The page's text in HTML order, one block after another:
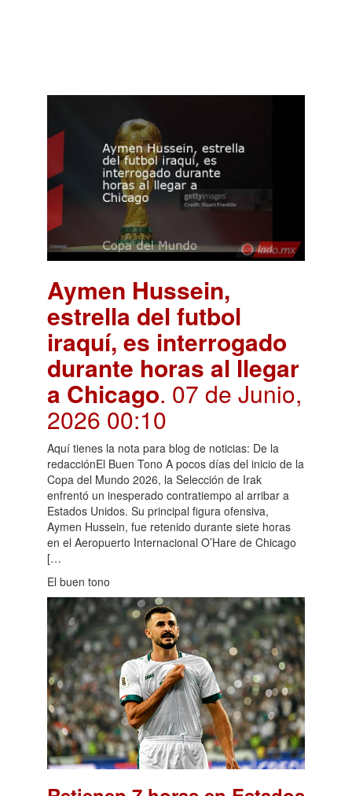
Aymen Hussein,
estrella del futbol
iraquí, es interrogado
durante horas al llegar
a Chicago. 07 de Junio,
2026 00:10
Aquí tienes la nota para blog de noticias: De la
redacciónEl Buen Tono A pocos días del inicio de la
Copa del Mundo 2026, la Selección de Irak
enfrentó un inesperado contratiempo al arribar a
Estados Unidos. Su principal figura ofensiva,
Aymen Hussein, fue retenido durante siete horas
en el Aeropuerto Internacional O’Hare de Chicago
[…
El buen tono